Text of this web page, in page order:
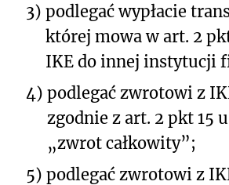
3) podlegać wypłacie
której mowa w art. 2
IKE do innej instytucji
4) podlegać zwrotowi z
zgodnie z art. 2 pkt 15
„zwrot całkowity”;
5) podlegać zwrotowi z